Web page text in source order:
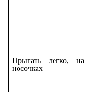
Прыгать легко, на
носочках